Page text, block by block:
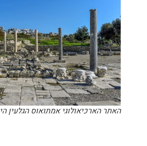
האתר הארכיאולוגי אמתואוס הגלעין